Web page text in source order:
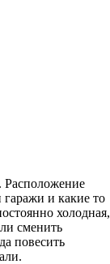
Расположение
гаражи и какие то
холодная,
сменить
повесить